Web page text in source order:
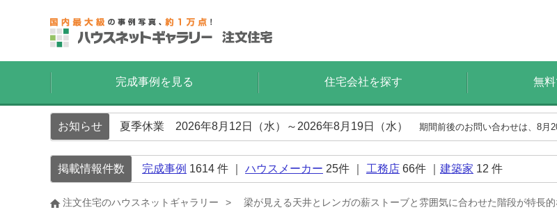
完成事例を見る 住宅会社を探す 無
お知らせ 夏季休業 2026年8月12日（水）～2026年8月19日（水） 期間前後のお問い合わせは、8月
掲載情報件数 完成事例 1614 件 ｜ ハウスメーカー 25件 ｜ 工務店 66件 ｜ 建築家 12 件
注文住宅のハウスネットギャラリー 梁が見える天井とレンガの薪ストーブと雰囲気に合わせた階段が特長